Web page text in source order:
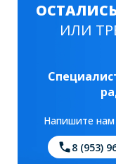
ИЛИ
Напишите нам
8 (953)